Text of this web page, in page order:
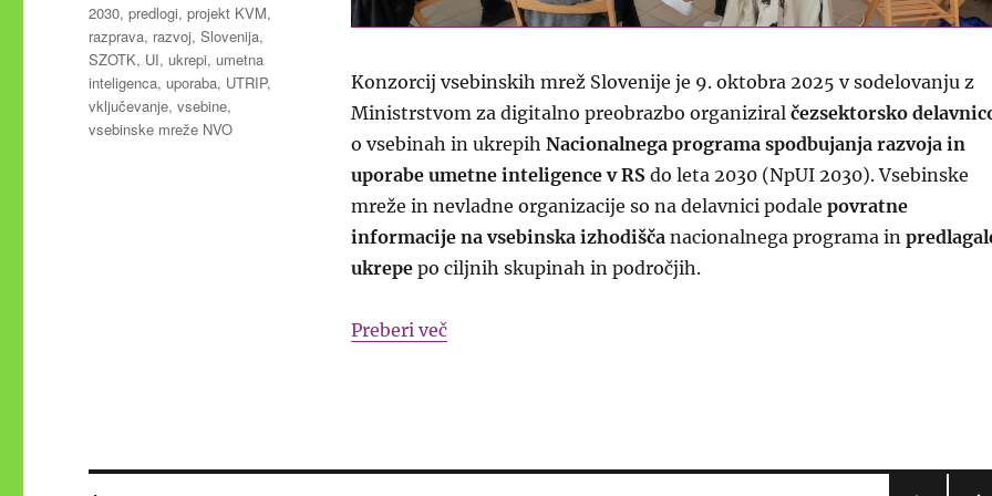
Konzorcij vsebinskih mrež Slovenije je 9. oktobra 2025 v sodelovanju z
Ministrstvom za digitalno preobrazbo organiziral čezsektorsko
o vsebinah in ukrepih Nacionalnega programa spodbujanja razvoja in
uporabe umetne inteligence v RSdo leta 2030 (NpUI 2030). Vsebinske
mreže in nevladne organizacije so na delavnici podale povratne
informacije na vsebinska izhodišča nacionalnega programa in
ukrepepo ciljnih skupinah in področjih.
Preberi več“Predlogi vsebin in ukrepov vsebinskih mrež za pripravo
2030,predlogi,projekt KVM,
razprava, razvoj,Slovenija,
SZOTK, UI, ukrepi, umetna
inteligenca, uporaba, UTRIP,
vključevanje,vsebine,
vsebinske mreže NVO